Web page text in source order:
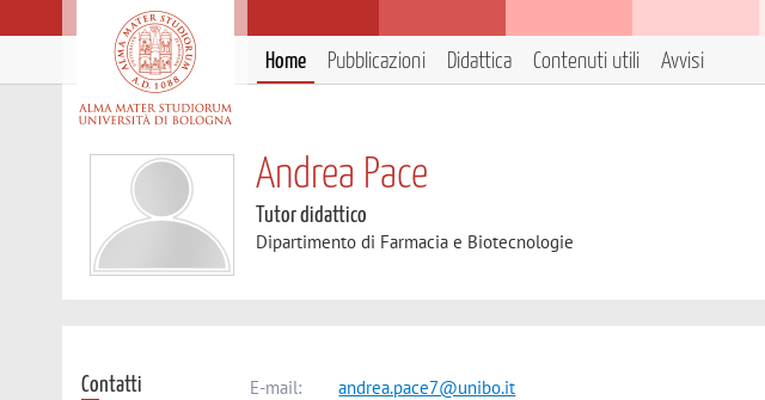
Home Pubblicazioni Didattica Contenuti utili Avvisi
Andrea Pace
Tutor didattico
Dipartimento di Farmacia e Biotecnologie
Contatti E-mail: andrea.pace7@unibo.it